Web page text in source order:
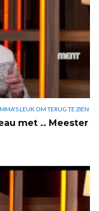
LEUK OM TERUG TE ZIEN
met .. Meester